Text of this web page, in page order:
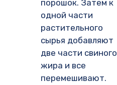
порошок. Затем к
одной части
растительного
сырья добавляют
две части свиного
жира и все
перемешивают.